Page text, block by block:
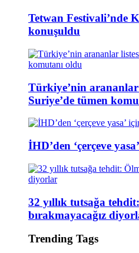
Tetwan Festivali’nde
konuşuldu
Türkiye’nin
Suriye’de tümen
İHD’den ‘çerçeve
32 yıllık tutsağa
bırakmayacağız
Trending Tags